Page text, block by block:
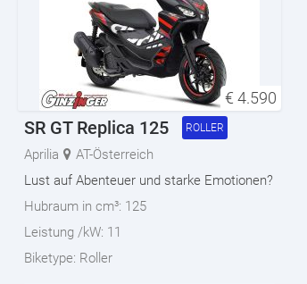
€ 4.590
SR GT Replica 125 ROLLER
Aprilia
AT-Österreich
Lust auf Abenteuer und starke Emotionen?
Hubraum in cm³: 125
Leistung /kW: 11
Biketype: Roller